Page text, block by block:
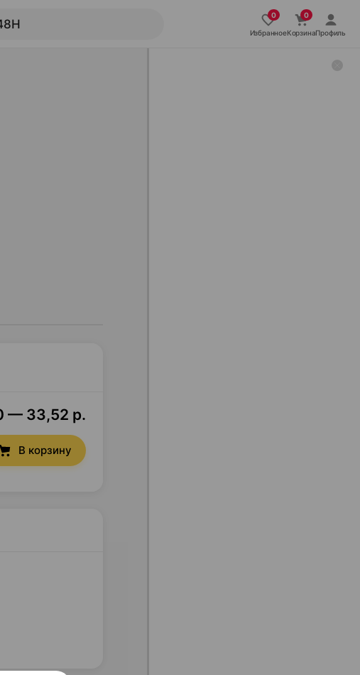
ИзбранноеКорзинаПрофиль
— 33,52 р.
В корзину